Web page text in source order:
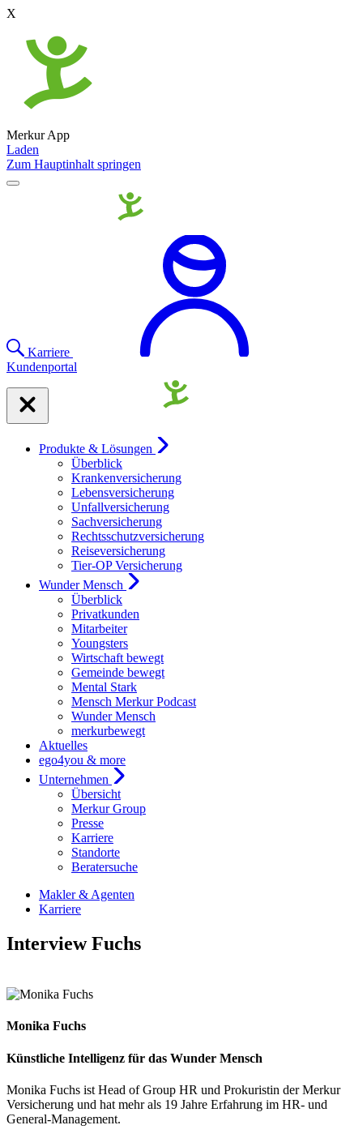
X
Merkur App
Laden
Zum Hauptinhalt springen
Karriere
Kundenportal
Produkte & Lösungen
Überblick
Krankenversicherung
Lebensversicherung
Unfallversicherung
Sachversicherung
Rechtsschutzversicherung
Reiseversicherung
Tier-OP Versicherung
Wunder Mensch
Überblick
Privatkunden
Mitarbeiter
Youngsters
Wirtschaft bewegt
Gemeinde bewegt
Mental Stark
Mensch Merkur Podcast
Wunder Mensch
merkurbewegt
Aktuelles
ego4you & more
Unternehmen
Übersicht
Merkur Group
Presse
Karriere
Standorte
Beratersuche
Makler & Agenten
Karriere
Interview Fuchs
Monika Fuchs
Künstliche Intelligenz für das Wunder Mensch
Monika Fuchs ist Head of Group HR und Prokuristin der Merkur
Versicherung und hat mehr als 19 Jahre Erfahrung im HR- und
General-Management.